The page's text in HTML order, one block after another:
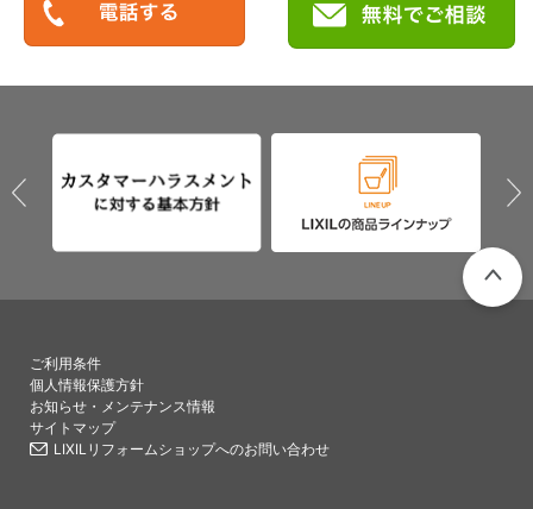
ご利用条件
個人情報保護方針
お知らせ・メンテナンス情報
サイトマップ
LIXILリフォームショップへのお問い合わせ